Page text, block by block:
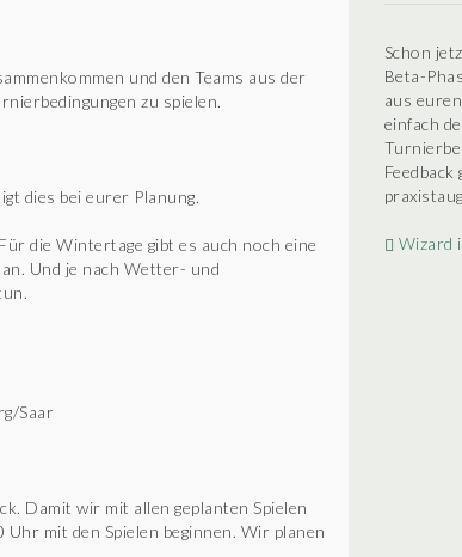
Schon
Beta-
aus
einfach
Feedback
Wizard
und den Teams aus der
zu spielen.
dies bei eurer Planung.
die Wintertage gibt es auch noch eine
Und je nach Wetter- und
Saar
Damit wir mit allen geplanten Spielen
mit den Spielen beginnen. Wir planen